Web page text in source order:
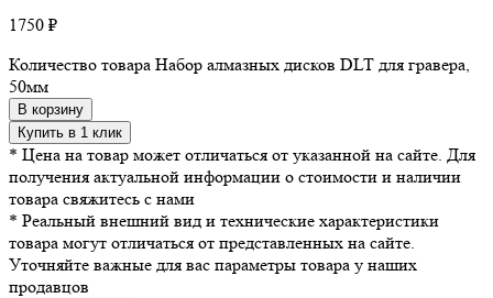
1750 ₽
Количество товара Набор алмазных дисков DLT для гравера,
50мм
В корзину
Купить в 1 клик
* Цена на товар может отличаться от указанной на сайте. Для
получения актуальной информации о стоимости и наличии
товара свяжитесь с нами
* Реальный внешний вид и технические характеристики
товара могут отличаться от представленных на сайте.
Уточняйте важные для вас параметры товара у наших
продавцов